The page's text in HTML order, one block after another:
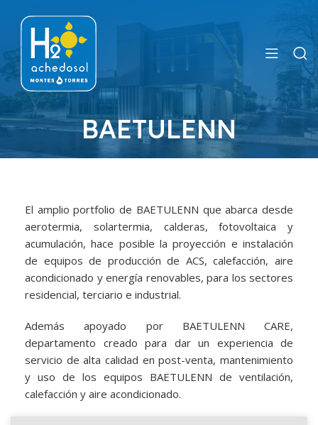
BAETULENN
El amplio portfolio de BAETULENN que abarca desde
aerotermia, solartermia, calderas, fotovoltaica y
acumulación, hace posible la proyección e instalación
de equipos de producción de ACS, calefacción, aire
acondicionado y energía renovables, para los sectores
residencial, terciario e industrial.
Además apoyado por BAETULENN CARE,
departamento creado para dar un experiencia de
servicio de alta calidad en post-venta, mantenimiento
y uso de los equipos BAETULENN de ventilación,
calefacción y aire acondicionado.